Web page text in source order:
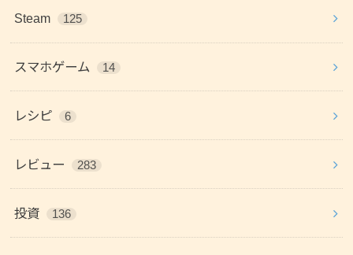
Steam 125
スマホゲーム 14
レシピ 6
レビュー 283
投資 136